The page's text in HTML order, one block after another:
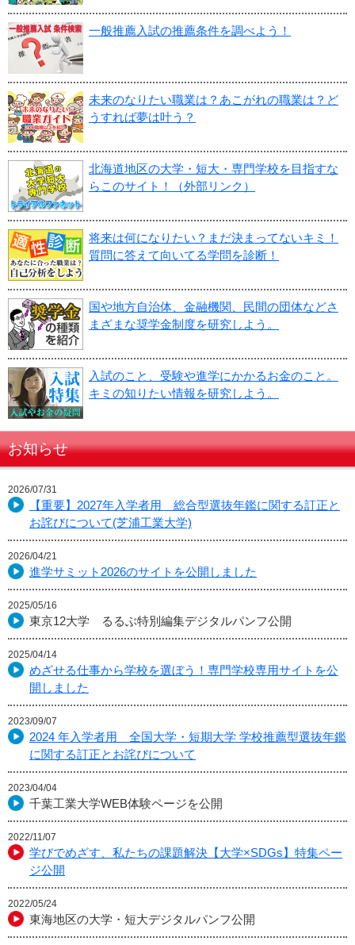
一般推薦入試の推薦条件を調べよう！
未来のなりたい職業は？あこがれの職業は？ど
うすれば夢は叶う？
北海道地区の大学・短大・専門学校を目指すな
らこのサイト！（外部リンク）
将来は何になりたい？まだ決まってないキミ！
質問に答えて向いてる学問を診断！
国や地方自治体、金融機関、民間の団体などさ
まざまな奨学金制度を研究しよう。
入試のこと、受験や進学にかかるお金のこと。
キミの知りたい情報を研究しよう。
お知らせ
2026/07/31
【重要】2027年入学者用 総合型選抜年鑑に関する訂正と
お詫びについて(芝浦工業大学)
2026/04/21
進学サミット2026のサイトを公開しました
2025/05/16
東京12大学 るるぶ特別編集デジタルパンフ公開
2025/04/14
めざせる仕事から学校を選ぼう！専門学校専用サイトを公
開しました
2023/09/07
2024 年入学者用 全国大学・短期大学 学校推薦型選抜年鑑
に関する訂正とお詫びについて
2023/04/04
千葉工業大学WEB体験ページを公開
2022/11/07
学びでめざす、私たちの課題解決【大学×SDGs】特集ペー
ジ公開
2022/05/24
東海地区の大学・短大デジタルパンフ公開